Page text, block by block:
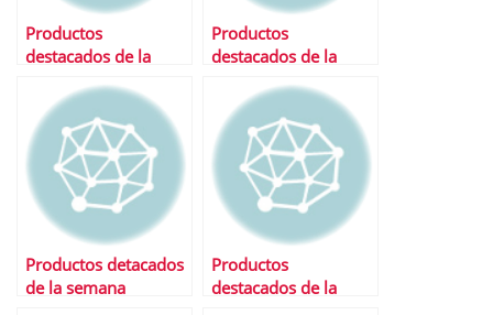
Productos
destacados de la
Productos
destacados de la
Productos detacados
de la semana
Productos
destacados de la